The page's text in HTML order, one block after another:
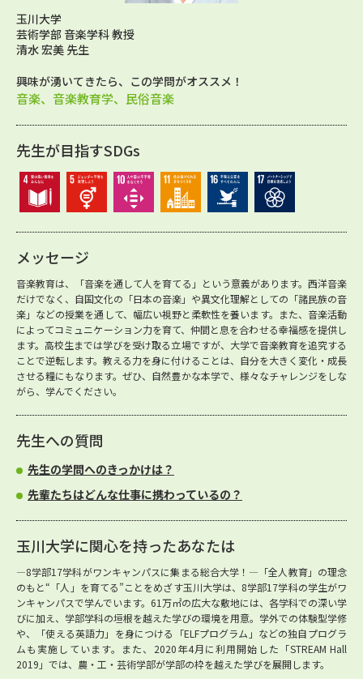
玉川大学
芸術学部 音楽学科 教授
清水 宏美 先生
興味が湧いてきたら、この学問がオススメ！
音楽、音楽教育学、民俗音楽
先生が目指すSDGs
メッセージ
音楽教育は、「音楽を通して人を育てる」という意義があります。西洋音楽
だけでなく、自国文化の「日本の音楽」や異文化理解としての「諸民族の音
楽」などの授業を通して、幅広い視野と柔軟性を養います。また、音楽活動
によってコミュニケーション力を育て、仲間と息を合わせる幸福感を提供し
ます。高校生までは学びを受け取る立場ですが、大学で音楽教育を追究する
ことで逆転します。教える力を身に付けることは、自分を大きく変化・成長
させる糧にもなります。ぜひ、自然豊かな本学で、様々なチャレンジをしな
がら、学んでください。
先生への質問
先生の学問へのきっかけは？
先輩たちはどんな仕事に携わっているの？
玉川大学に関心を持ったあなたは
―8学部17学科がワンキャンパスに集まる総合大学！―「全人教育」の理念
のもと“「人」を育てる”ことをめざす玉川大学は、8学部17学科の学生がワ
ンキャンパスで学んでいます。61万㎡の広大な敷地には、各学科での深い学
びに加え、学部学科の垣根を越えた学びの環境を用意。学外での体験型学修
や、「使える英語力」を身につける「ELFプログラム」などの独自プログラ
ムも実施しています。また、2020年4月に利用開始した「STREAM Hall
2019」では、農・工・芸術学部が学部の枠を越えた学びを展開します。